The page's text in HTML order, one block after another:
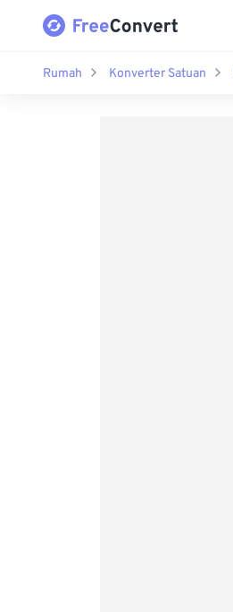
Rumah Konverter Satuan